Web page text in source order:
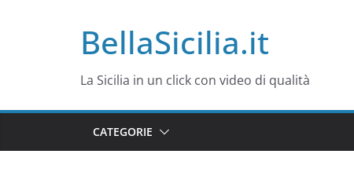
BellaSicilia.it
La Sicilia in un click con video di qualità
CATEGORIE